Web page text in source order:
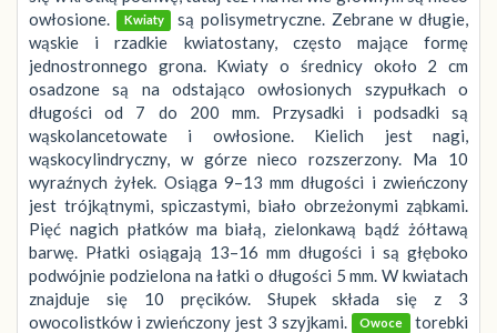
owłosione.
Kwiaty
są polisymetryczne. Zebrane w długie,
wąskie i rzadkie kwiatostany, często mające formę
jednostronnego grona. Kwiaty o średnicy około 2 cm
osadzone są na odstająco owłosionych szypułkach o
długości od 7 do 200 mm. Przysadki i podsadki są
wąskolancetowate i owłosione. Kielich jest nagi,
wąskocylindryczny, w górze nieco rozszerzony. Ma 10
wyraźnych żyłek. Osiąga 9–13 mm długości i zwieńczony
jest trójkątnymi, spiczastymi, biało obrzeżonymi ząbkami.
Pięć nagich płatków ma białą, zielonkawą bądź żółtawą
barwę. Płatki osiągają 13–16 mm długości i są głęboko
podwójnie podzielona na łatki o długości 5 mm. W kwiatach
znajduje się 10 pręcików. Słupek składa się z 3
owocolistków i zwieńczony jest 3 szyjkami.
Owoce torebki